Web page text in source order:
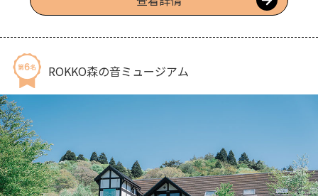
燒、涮涮鍋等菜餚的餐廳（共200座位，可團體使用）。
ROKKO森の音ミュージアム